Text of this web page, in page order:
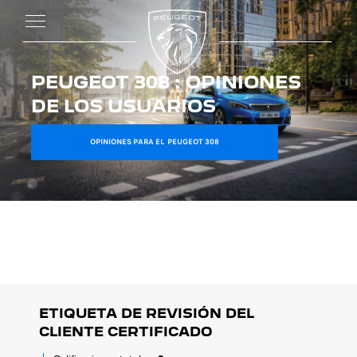
PEUGEOT 308 : OPINIONES
DE LOS USUARIOS
OPINIONES PARA EL PEUGEOT 308
ETIQUETA DE REVISIÓN DEL
CLIENTE CERTIFICADO